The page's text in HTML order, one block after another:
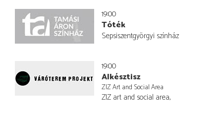
19:00
Tóték
Sepsiszentgyörgyi színház
19:00
Alkésztisz
ZIZ Art and Social Area
ZIZ art and social area,